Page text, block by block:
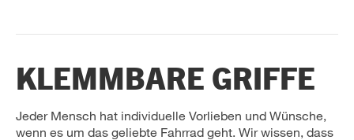
KLEMMBARE GRIFFE
Jeder Mensch hat individuelle Vorlieben und Wünsche,
wenn es um das geliebte Fahrrad geht. Wir wissen, dass